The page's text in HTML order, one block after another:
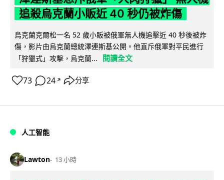
追殺烏克蘭小販近 40 秒仍被炸傷
烏克蘭克爾松一名 52 歲小販被俄軍無人機追擊近 40 秒後被炸
傷，影片由烏克蘭總統澤連斯基公開。他直斥俄軍對平民進行
「狩獵式」攻擊，烏克蘭...
閱讀全文
73 24 ↗ 分享
人工智能
Lawton 13 小時